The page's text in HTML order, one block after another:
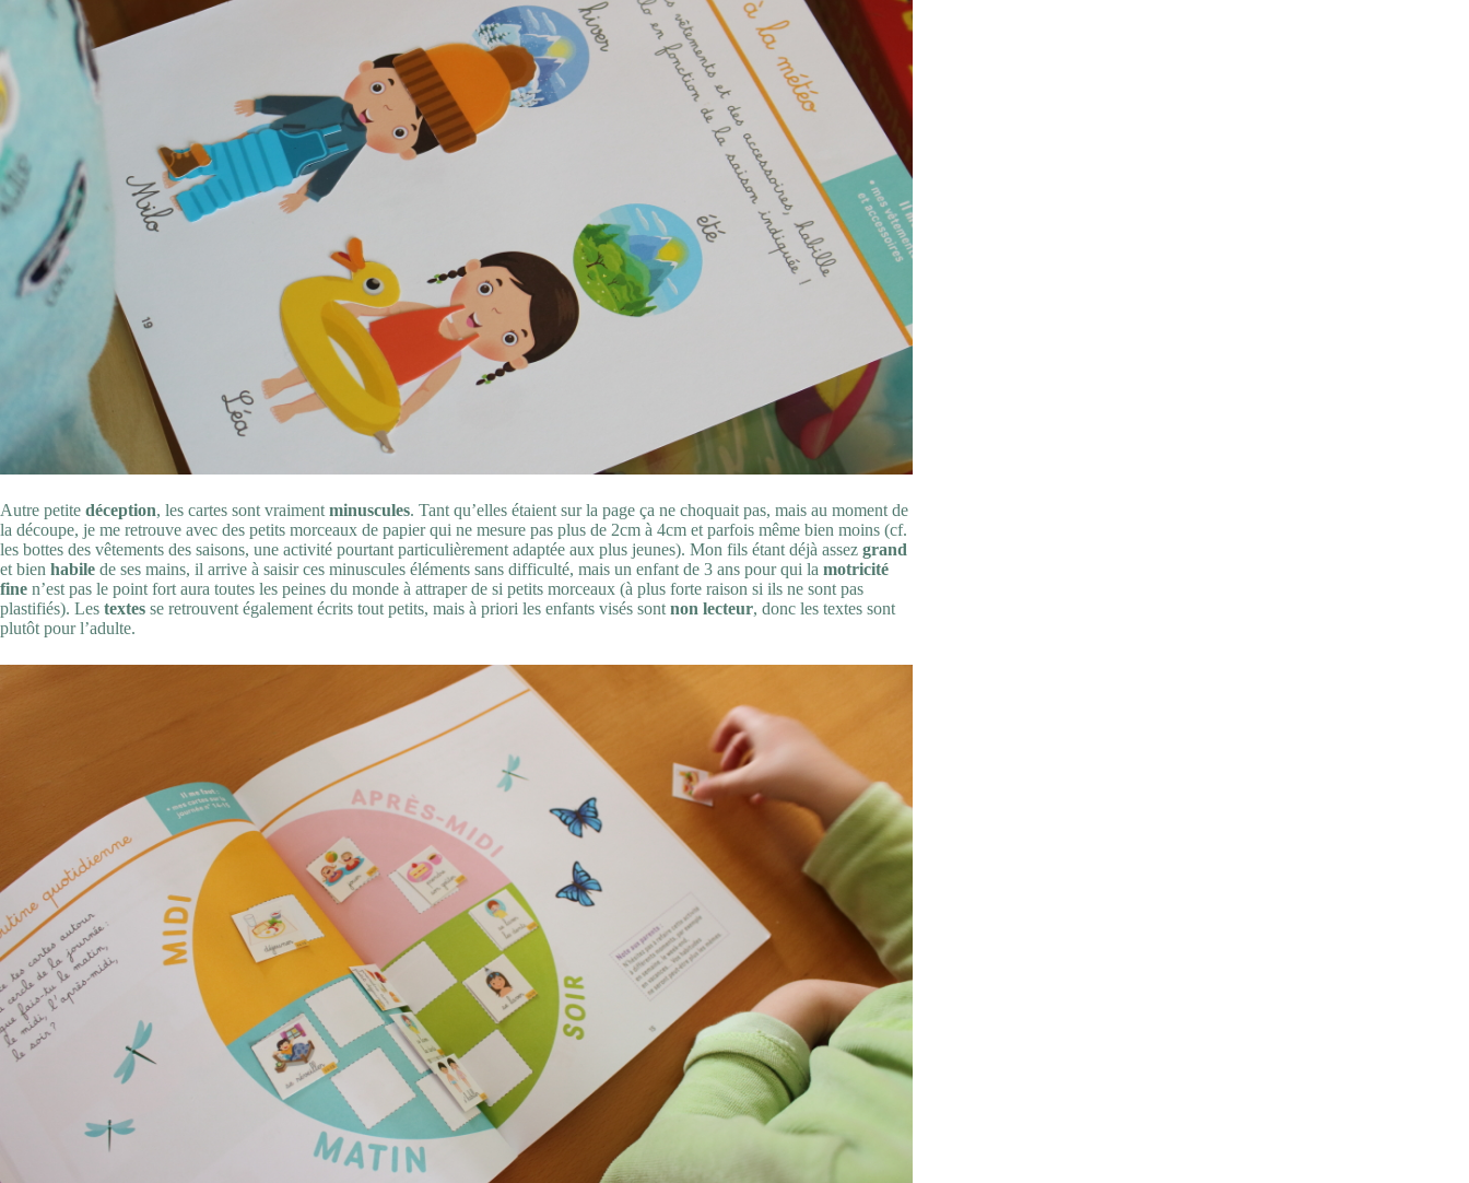
Autre petite déception, les cartes sont vraiment minuscules. Tant qu’elles étaient sur la page ça ne choquait pas, mais au moment de
la découpe, je me retrouve avec des petits morceaux de papier qui ne mesure pas plus de 2cm à 4cm et parfois même bien moins (cf.
les bottes des vêtements des saisons, une activité pourtant particulièrement adaptée aux plus jeunes). Mon fils étant déjà assez grand
et bien habile de ses mains, il arrive à saisir ces minuscules éléments sans difficulté, mais un enfant de 3 ans pour qui la motricité
fine n’est pas le point fort aura toutes les peines du monde à attraper de si petits morceaux (à plus forte raison si ils ne sont pas
plastifiés). Les textes se retrouvent également écrits tout petits, mais à priori les enfants visés sont non lecteur, donc les textes sont
plutôt pour l’adulte.